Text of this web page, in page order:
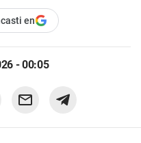
en
- 00:05